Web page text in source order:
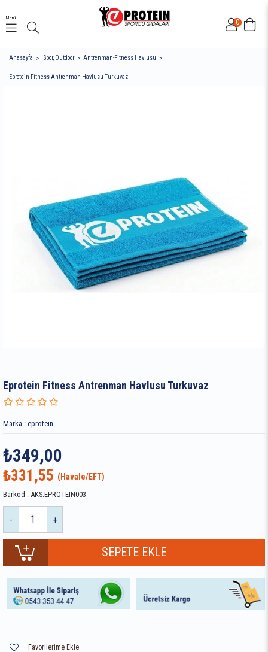
0
Menü
Anasayfa Spor, Outdoor Antrenman-Fitness Havlusu
Eprotein Fitness Antrenman Havlusu Turkuvaz
Eprotein Fitness Antrenman Havlusu Turkuvaz
Marka : eprotein
₺349,00
₺331,55
Barkod : AKS.EPROTEIN003
+
-
Favorilerime Ekle